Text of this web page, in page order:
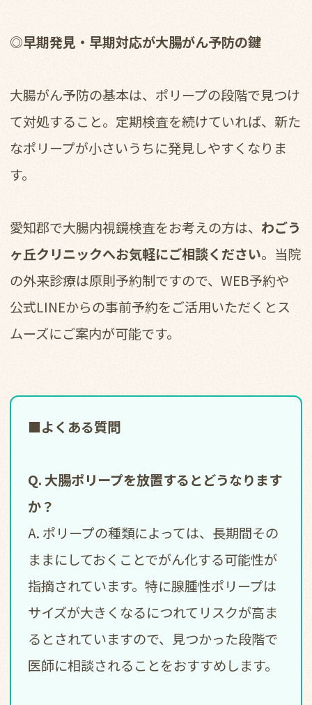
◎早期発見・早期対応が大腸がん予防の鍵
大腸がん予防の基本は、ポリープの段階で見つけ
て対処すること。定期検査を続けていれば、新た
なポリープが小さいうちに発見しやすくなりま
す。
愛知郡で大腸内視鏡検査をお考えの方は、 わごう
ヶ丘クリニックへお気軽にご相談ください。当院
の外来診療は原則予約制ですので、WEB予約や
公式LINEからの事前予約をご活用いただくとス
ムーズにご案内が可能です。
■よくある質問
Q. 大腸ポリープを放置するとどうなります
か？
A. ポリープの種類によっては、長期間その
ままにしておくことでがん化する可能性が
指摘されています。特に腺腫性ポリープは
サイズが大きくなるにつれてリスクが高ま
るとされていますので、見つかった段階で
医師に相談されることをおすすめします。